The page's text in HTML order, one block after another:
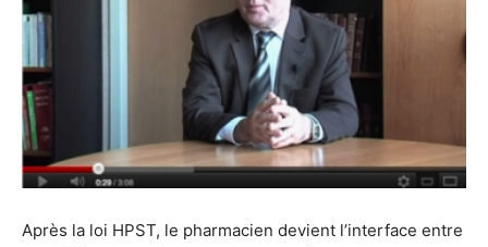
Après la loi HPST, le pharmacien devient l’interface entre